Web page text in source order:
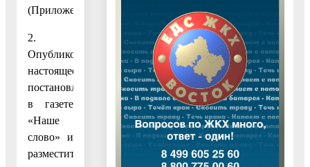
(Приложение.)
2.
Опубликовать
настоящее
постановление
в газете
«Наше
слово» и
разместить